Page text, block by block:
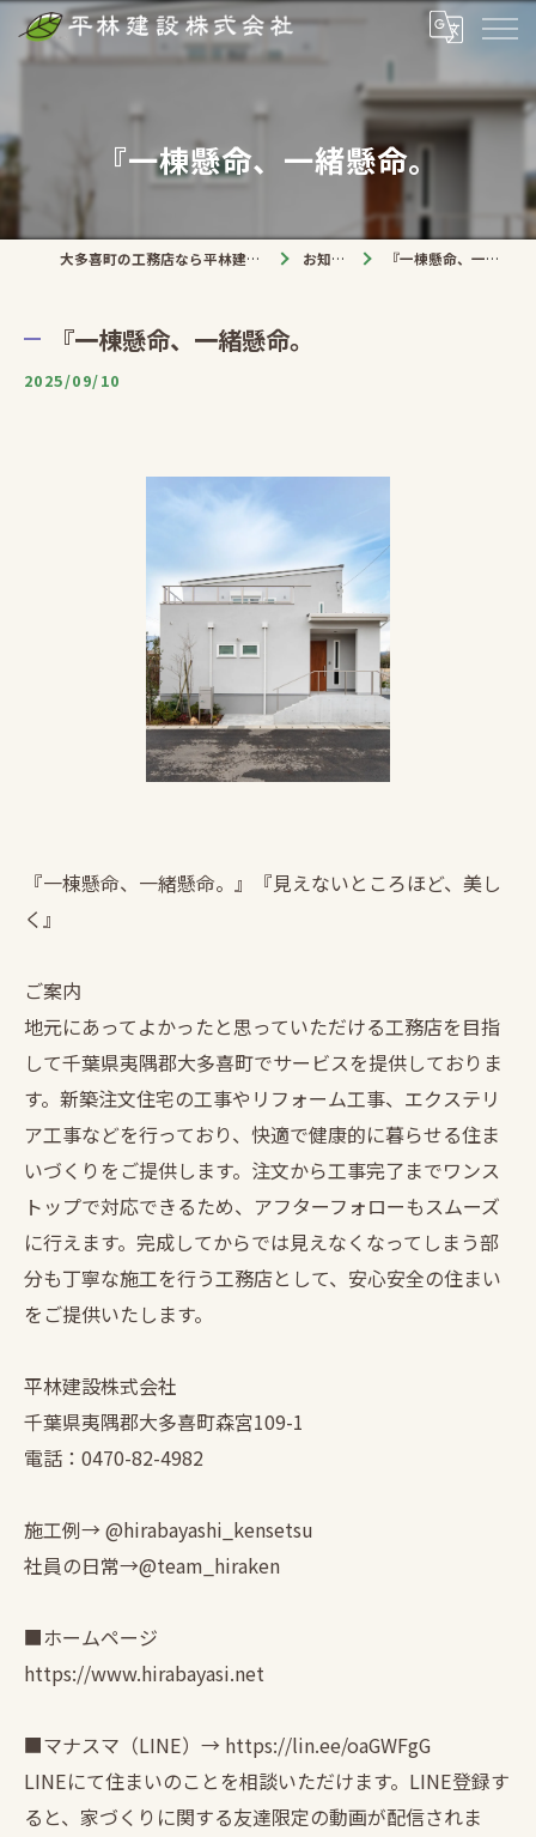
『一棟懸命、一緒懸命。
大多喜町の工務店なら平林建設株式会社 お知らせ 『一棟懸命、一緒懸命。
『一棟懸命、一緒懸命。
2025/09/10
『一棟懸命、一緒懸命。』『見えないところほど、美し
く』
ご案内
地元にあってよかったと思っていただける工務店を目指
して千葉県夷隅郡大多喜町でサービスを提供しておりま
す。新築注文住宅の工事やリフォーム工事、エクステリ
ア工事などを行っており、快適で健康的に暮らせる住ま
いづくりをご提供します。注文から工事完了までワンス
トップで対応できるため、アフターフォローもスムーズ
に行えます。完成してからでは見えなくなってしまう部
分も丁寧な施工を行う工務店として、安心安全の住まい
をご提供いたします。
平林建設株式会社
千葉県夷隅郡大多喜町森宮109-1
電話：0470-82-4982
施工例→ @hirabayashi_kensetsu
社員の日常→@team_hiraken
■ホームページ
https://www.hirabayasi.net
■マナスマ（LINE）→ https://lin.ee/oaGWFgG
LINEにて住まいのことを相談いただけます。LINE登録す
ると、家づくりに関する友達限定の動画が配信されま